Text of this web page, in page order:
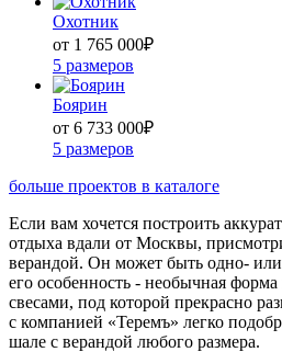
Охотник
от 1 765 000₽
5 размеров
Боярин
от 6 733 000₽
5 размеров
больше проектов в каталоге
Если вам хочется построить
отдыха вдали от Москвы,
верандой. Он может быть одно-
его особенность - необычная
свесами, под которой прекрасно
с компанией «Теремъ» легко
шале с верандой любого размера.